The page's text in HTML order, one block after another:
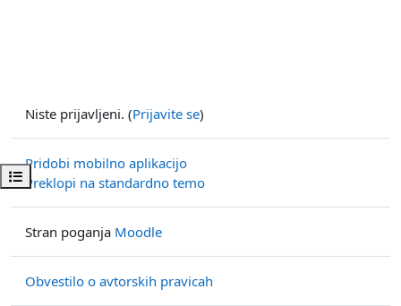
Odpri kazalo predmeta
Niste prijavljeni. (Prijavite se)
Pridobi mobilno aplikacijo
Preklopi na standardno temo
Stran poganja Moodle
Obvestilo o avtorskih pravicah